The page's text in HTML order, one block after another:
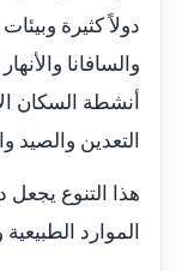
دولاً كثيرة
والسافانا
أنشطة السكان
التعدين والصيد
هذا التنوع يجعل
الموارد